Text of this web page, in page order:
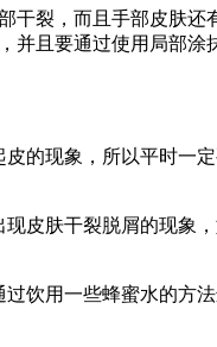
干裂，而且手部皮肤还
且要通过使用局部涂
的现象，所以平时一
皮肤干裂脱屑的现象
饮用一些蜂蜜水的方